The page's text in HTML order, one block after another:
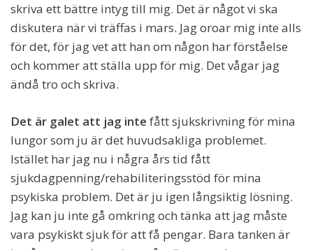
skriva ett bättre intyg till mig. Det är något vi ska
diskutera när vi träffas i mars. Jag oroar mig inte alls
för det, för jag vet att han om någon har förståelse
och kommer att ställa upp för mig. Det vågar jag
ändå tro och skriva.
Det är galet att jag inte fått sjukskrivning för mina
lungor som ju är det huvudsakliga problemet.
Istället har jag nu i några års tid fått
sjukdagpenning/rehabiliteringsstöd för mina
psykiska problem. Det är ju igen långsiktig lösning.
Jag kan ju inte gå omkring och tänka att jag måste
vara psykiskt sjuk för att få pengar. Bara tanken är